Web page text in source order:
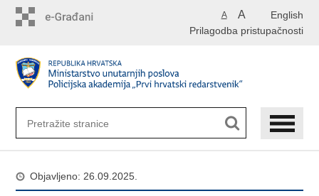
English
A A
Prilagodba pristupačnosti
Objavljeno: 26.09.2025.